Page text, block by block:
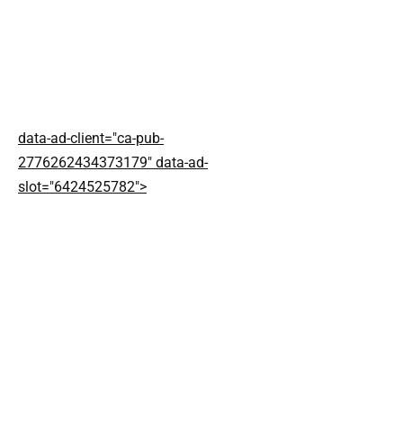
data-ad-client="ca-pub-
2776262434373179" data-ad-
slot="6424525782">